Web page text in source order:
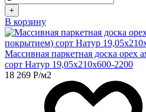
+
В корзину
Массивная паркетная доска орех
сорт Натур 19,05х210х600-2200
18 269 Р/м2